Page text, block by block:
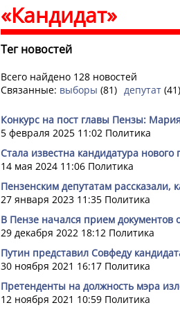
«Кандидат»
Тег новостей
Всего найдено 128 новостей
Связанные: выборы (81) депутат (41)
Конкурс на пост главы Пензы:
5 февраля 2025 11:02 Политика
Стала известна кандидатура
14 мая 2024 11:06 Политика
Пензенским депутатам рассказали,
27 января 2023 11:35 Политика
В Пензе начался прием документов
29 декабря 2022 18:12 Политика
Путин представил Совфеду
30 ноября 2021 16:17 Политика
Претенденты на должность мэра
12 ноября 2021 10:59 Политика